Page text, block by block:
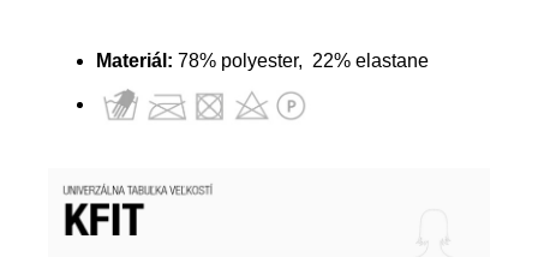
Materiál: 78% polyester, 22% elastane